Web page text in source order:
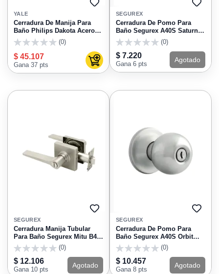
AGREGAR
FAVORITOS
YALE
Cerradura De Manija Para
Baño Philips Dakota Acero
Inoxidable 6745(0)
$ 45.107
Gana 37 pts Agregar al carrito
SEGUREX
Cerradura De Pomo Para
Baño Segurex A40S Saturno
Negro Mate
(0)
$ 7.220
Gana 6 pts
Agotado
AGREGAR
FAVORITOS
SEGUREX
Cerradura Manija Tubular
Para Baño Segurex Mitu B40
Acero Inoxidable
(0)
$ 12.106
Gana 10 pts
Agotado
SEGUREX
Cerradura De Pomo Para
Baño Segurex A40S Orbit
Cromado Mate
(0)
$ 10.457
Gana 8 pts
Agotado